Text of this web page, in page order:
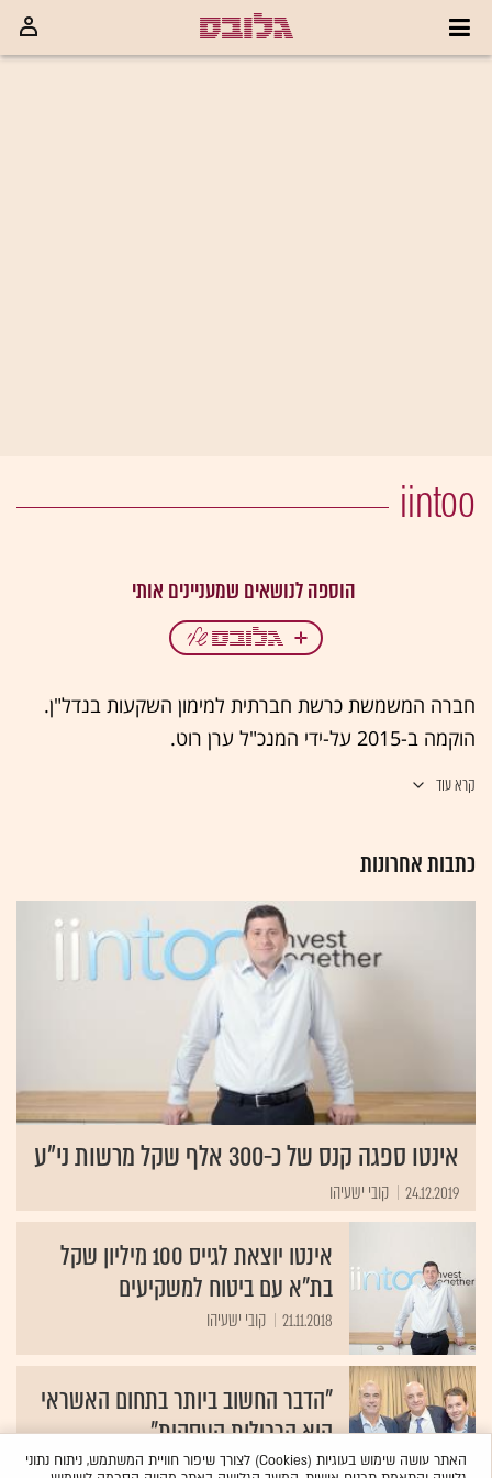
iintoo
חברה המשמשת כרשת חברתית למימון השקעות בנדל"ן.
הוקמה ב-2015 על-ידי המנכ"ל ערן רוט.
קרא עוד
כתבות אחרונות
אינטו ספגה קנס של כ-300 אלף שקל מרשות ני"ע
24.12.2019 קובי ישעיהו
אינטו יוצאת לגייס 100 מיליון שקל
בת"א עם ביטוח למשקיעים
21.11.2018 קובי ישעיהו
"הדבר החשוב ביותר בתחום האשראי
הוא הרכילות העסקית"
26.03.2018 שירי דובר
האתר עושה שימוש בעוגיות (Cookies) לצורך שיפור חוויית המשתמש, ניתוח נתוני